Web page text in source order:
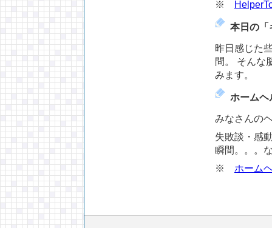
※
本日の「
昨日感じた
問。 そんな
みます。
ホームヘ
みなさんの
失敗談・感
瞬間。。。
※ ホーム